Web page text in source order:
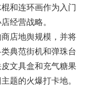
和连环画作为入门
经营战略。
店地舆规模，并将
典范街机和弹珠台
文具盒和充气糖果
题的火爆打卡地。